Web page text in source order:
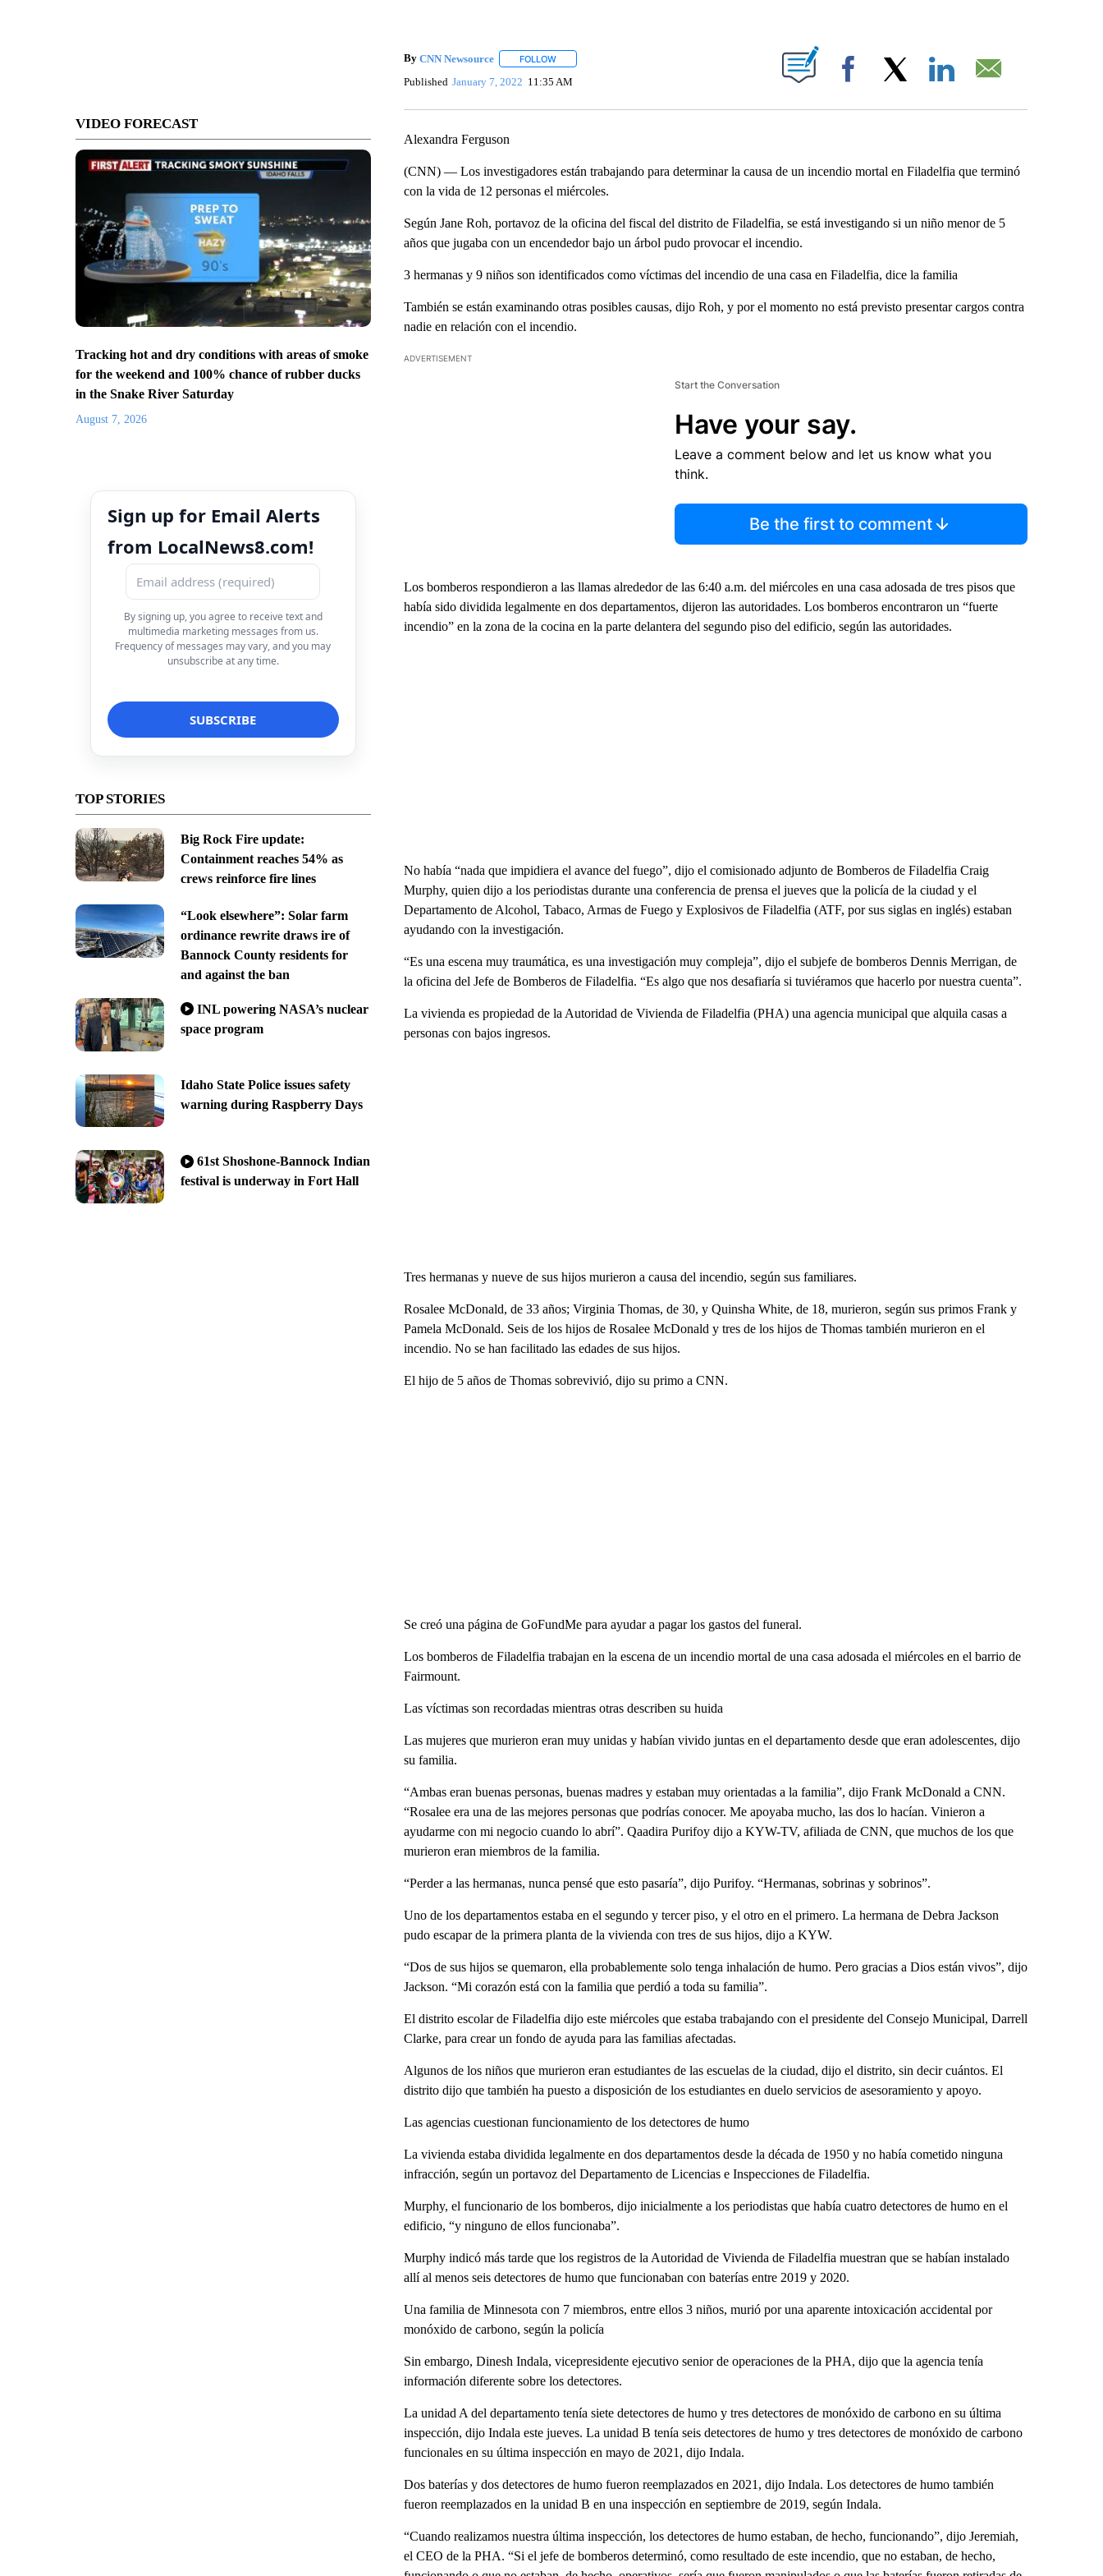
VIDEO FORECAST
Tracking hot and dry conditions with areas of smoke
for the weekend and 100% chance of rubber ducks
in the Snake River Saturday
August 7, 2026
Sign up for Email Alerts
from LocalNews8.com!
By signing up, you agree to receive text and
multimedia marketing messages from us.
Frequency of messages may vary, and you may
unsubscribe at any time.
TOP STORIES
Big Rock Fire update:
Containment reaches 54% as
crews reinforce fire lines
“Look elsewhere”: Solar farm
ordinance rewrite draws ire of
Bannock County residents for
and against the ban
INL powering NASA’s nuclear
space program
Idaho State Police issues safety
warning during Raspberry Days
61st Shoshone-Bannock Indian
festival is underway in Fort Hall
By CNN Newsource FOLLOWFOLLOW "" TO RECEIVE NOTIFICATIONS ABOUT NEW PAGES ON "".
Published January 7, 2022 11:35 AM Facebook
Alexandra Ferguson
(CNN) — Los investigadores están trabajando para determinar la causa de un incendio mortal en Filadelfia que terminó
con la vida de 12 personas el miércoles.
Según Jane Roh, portavoz de la oficina del fiscal del distrito de Filadelfia, se está investigando si un niño menor de 5
años que jugaba con un encendedor bajo un árbol pudo provocar el incendio.
3 hermanas y 9 niños son identificados como víctimas del incendio de una casa en Filadelfia, dice la familia
También se están examinando otras posibles causas, dijo Roh, y por el momento no está previsto presentar cargos contra
nadie en relación con el incendio.
ADVERTISEMENT
Start the Conversation
Have your say.
Leave a comment below and let us know what you
think.
Be the first to comment
Los bomberos respondieron a las llamas alrededor de las 6:40 a.m. del miércoles en una casa adosada de tres pisos que
había sido dividida legalmente en dos departamentos, dijeron las autoridades. Los bomberos encontraron un “fuerte
incendio” en la zona de la cocina en la parte delantera del segundo piso del edificio, según las autoridades.
No había “nada que impidiera el avance del fuego”, dijo el comisionado adjunto de Bomberos de Filadelfia Craig
Murphy, quien dijo a los periodistas durante una conferencia de prensa el jueves que la policía de la ciudad y el
Departamento de Alcohol, Tabaco, Armas de Fuego y Explosivos de Filadelfia (ATF, por sus siglas en inglés) estaban
ayudando con la investigación.
“Es una escena muy traumática, es una investigación muy compleja”, dijo el subjefe de bomberos Dennis Merrigan, de
la oficina del Jefe de Bomberos de Filadelfia. “Es algo que nos desafiaría si tuviéramos que hacerlo por nuestra cuenta”.
La vivienda es propiedad de la Autoridad de Vivienda de Filadelfia (PHA) una agencia municipal que alquila casas a
personas con bajos ingresos.
Tres hermanas y nueve de sus hijos murieron a causa del incendio, según sus familiares.
Rosalee McDonald, de 33 años; Virginia Thomas, de 30, y Quinsha White, de 18, murieron, según sus primos Frank y
Pamela McDonald. Seis de los hijos de Rosalee McDonald y tres de los hijos de Thomas también murieron en el
incendio. No se han facilitado las edades de sus hijos.
El hijo de 5 años de Thomas sobrevivió, dijo su primo a CNN.
Se creó una página de GoFundMe para ayudar a pagar los gastos del funeral.
Los bomberos de Filadelfia trabajan en la escena de un incendio mortal de una casa adosada el miércoles en el barrio de
Fairmount.
Las víctimas son recordadas mientras otras describen su huida
Las mujeres que murieron eran muy unidas y habían vivido juntas en el departamento desde que eran adolescentes, dijo
su familia.
“Ambas eran buenas personas, buenas madres y estaban muy orientadas a la familia”, dijo Frank McDonald a CNN.
“Rosalee era una de las mejores personas que podrías conocer. Me apoyaba mucho, las dos lo hacían. Vinieron a
ayudarme con mi negocio cuando lo abrí”. Qaadira Purifoy dijo a KYW-TV, afiliada de CNN, que muchos de los que
murieron eran miembros de la familia.
“Perder a las hermanas, nunca pensé que esto pasaría”, dijo Purifoy. “Hermanas, sobrinas y sobrinos”.
Uno de los departamentos estaba en el segundo y tercer piso, y el otro en el primero. La hermana de Debra Jackson
pudo escapar de la primera planta de la vivienda con tres de sus hijos, dijo a KYW.
“Dos de sus hijos se quemaron, ella probablemente solo tenga inhalación de humo. Pero gracias a Dios están vivos”, dijo
Jackson. “Mi corazón está con la familia que perdió a toda su familia”.
El distrito escolar de Filadelfia dijo este miércoles que estaba trabajando con el presidente del Consejo Municipal, Darrell
Clarke, para crear un fondo de ayuda para las familias afectadas.
Algunos de los niños que murieron eran estudiantes de las escuelas de la ciudad, dijo el distrito, sin decir cuántos. El
distrito dijo que también ha puesto a disposición de los estudiantes en duelo servicios de asesoramiento y apoyo.
Las agencias cuestionan funcionamiento de los detectores de humo
La vivienda estaba dividida legalmente en dos departamentos desde la década de 1950 y no había cometido ninguna
infracción, según un portavoz del Departamento de Licencias e Inspecciones de Filadelfia.
Murphy, el funcionario de los bomberos, dijo inicialmente a los periodistas que había cuatro detectores de humo en el
edificio, “y ninguno de ellos funcionaba”.
Murphy indicó más tarde que los registros de la Autoridad de Vivienda de Filadelfia muestran que se habían instalado
allí al menos seis detectores de humo que funcionaban con baterías entre 2019 y 2020.
Una familia de Minnesota con 7 miembros, entre ellos 3 niños, murió por una aparente intoxicación accidental por
monóxido de carbono, según la policía
Sin embargo, Dinesh Indala, vicepresidente ejecutivo senior de operaciones de la PHA, dijo que la agencia tenía
información diferente sobre los detectores.
La unidad A del departamento tenía siete detectores de humo y tres detectores de monóxido de carbono en su última
inspección, dijo Indala este jueves. La unidad B tenía seis detectores de humo y tres detectores de monóxido de carbono
funcionales en su última inspección en mayo de 2021, dijo Indala.
Dos baterías y dos detectores de humo fueron reemplazados en 2021, dijo Indala. Los detectores de humo también
fueron reemplazados en la unidad B en una inspección en septiembre de 2019, según Indala.
“Cuando realizamos nuestra última inspección, los detectores de humo estaban, de hecho, funcionando”, dijo Jeremiah,
el CEO de la PHA. “Si el jefe de bomberos determinó, como resultado de este incendio, que no estaban, de hecho,